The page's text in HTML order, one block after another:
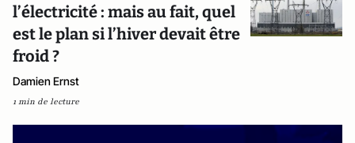
l’électricité : mais au fait, quel
est le plan si l’hiver devait être
froid ?
Damien Ernst
1 min de lecture